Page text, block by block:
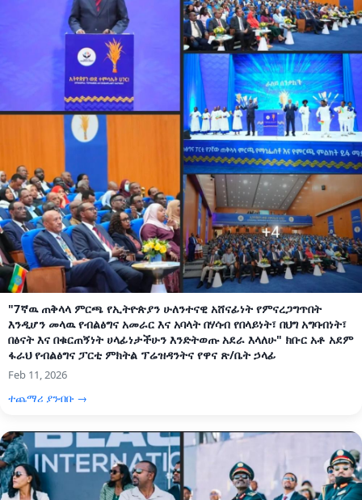
"7ኛዉ ጠቅላላ ምርጫ የኢትዮጵያን ሁለንተናዊ አሸናፊነት የምናረጋግጥበት
እንዲሆን መላዉ የብልፅግና አመራር እና አባላት በሃሳብ የበላይነት፣ በህግ አግባብነት፣
በፅናት እና በቁርጠኝነት ሀላፊነታችሁን እንድትወጡ አደራ እላለሁ" ክቡር አቶ አደም
ፋራህ የብልፅግና ፓርቲ ምክትል ፕሬዝዳንትና የዋና ጽ/ቤት ኃላፊ
Feb 11, 2026
ተጨማሪ ያንብቡ →